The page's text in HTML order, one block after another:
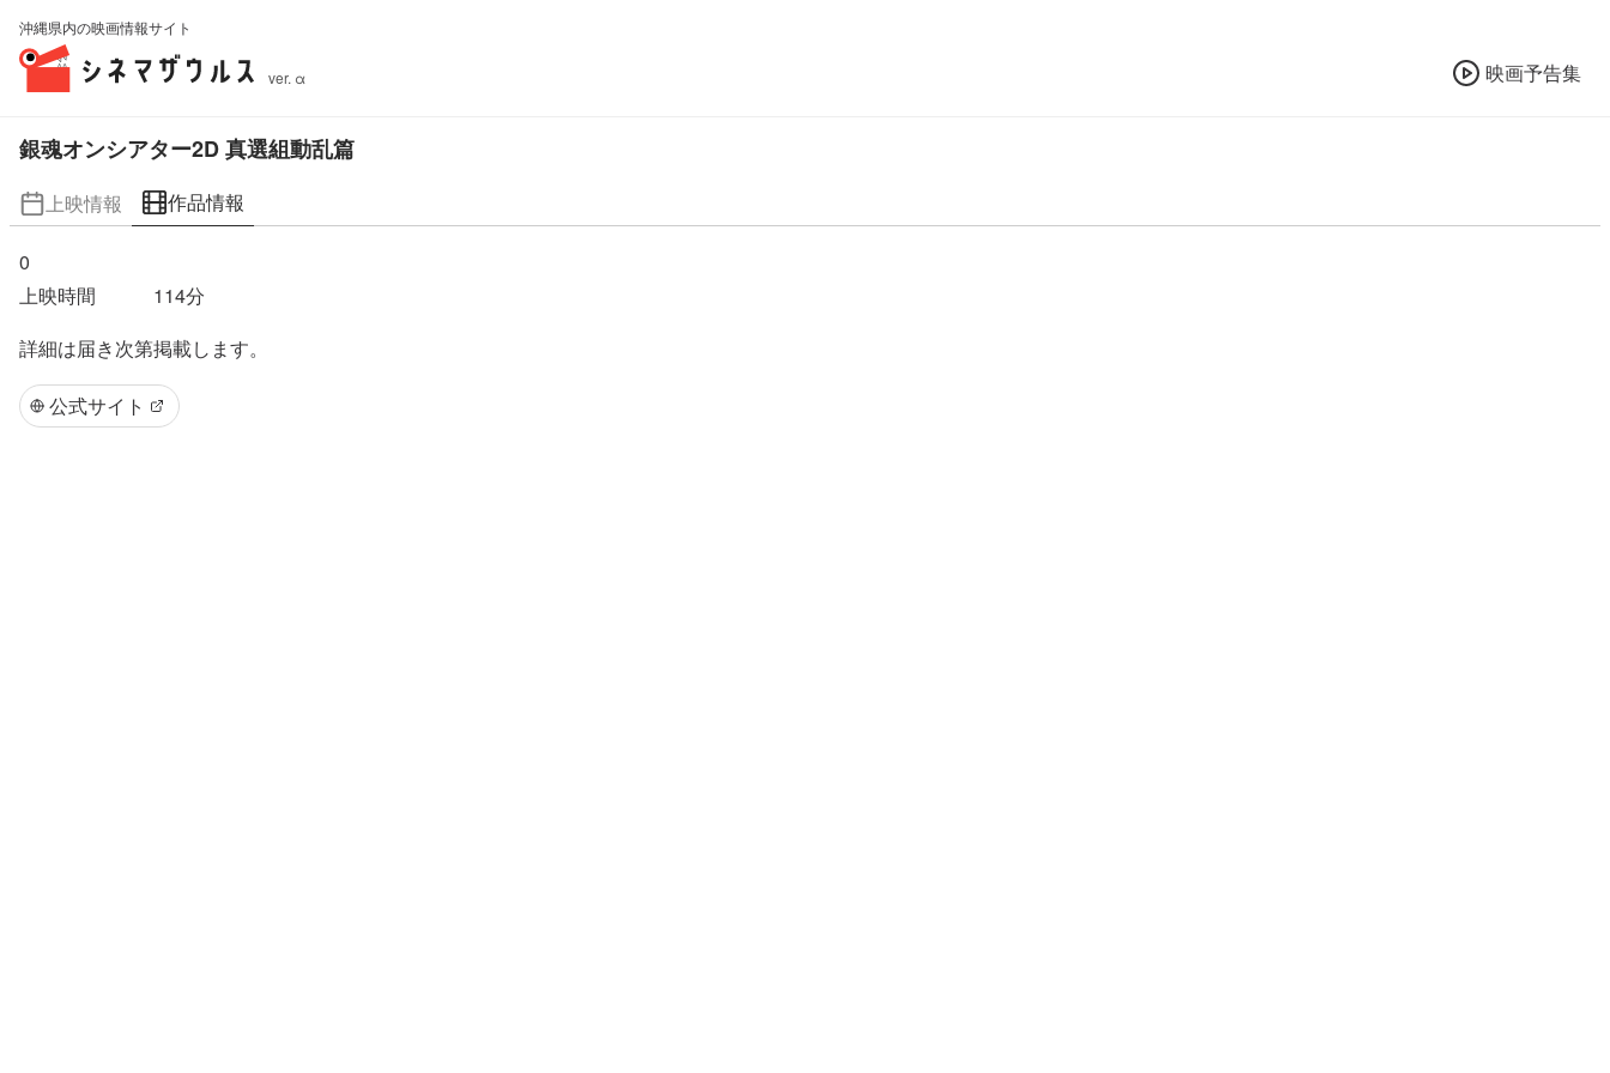
沖縄県内の映画情報サイト
ver. α 映画予告集
銀魂オンシアター2D 真選組動乱篇
上映情報 作品情報
0
上映時間
114分
詳細は届き次第掲載します。
公式サイト